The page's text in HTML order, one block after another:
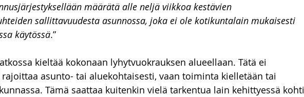
määrätä alle neljä viikkoa kestävien
sallittavuudesta asunnossa, joka ei ole kotikuntalain mukaisesti
käytössä.”
kieltää kokonaan lyhytvuokrauksen alueellaan. Tätä ei
asunto- tai aluekohtaisesti, vaan toiminta kielletään tai
Tämä saattaa kuitenkin vielä tarkentua lain kehittyessä kohti